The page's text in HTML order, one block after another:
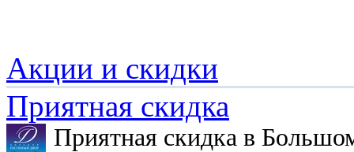
Акции и скидки
Приятная скидка
Приятная скидка в